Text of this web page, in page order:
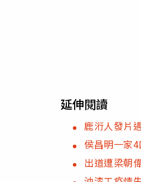
延伸閱讀
鹿洐人發片
侯昌明一家
出道遭梁朝